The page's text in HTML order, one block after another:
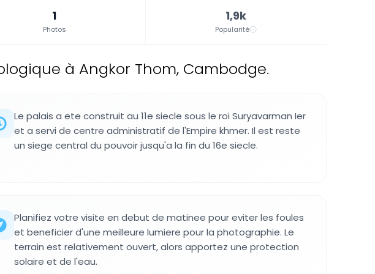
1
Photos
1,9k
Popularité
à Angkor Thom, Cambodge.
Le palais a ete construit au 11e siecle sous le roi Suryavarman Ier
et a servi de centre administratif de l'Empire khmer. Il est reste
un siege central du pouvoir jusqu'a la fin du 16e siecle.
Planifiez votre visite en debut de matinee pour eviter les foules
et beneficier d'une meilleure lumiere pour la photographie. Le
terrain est relativement ouvert, alors apportez une protection
solaire et de l'eau.